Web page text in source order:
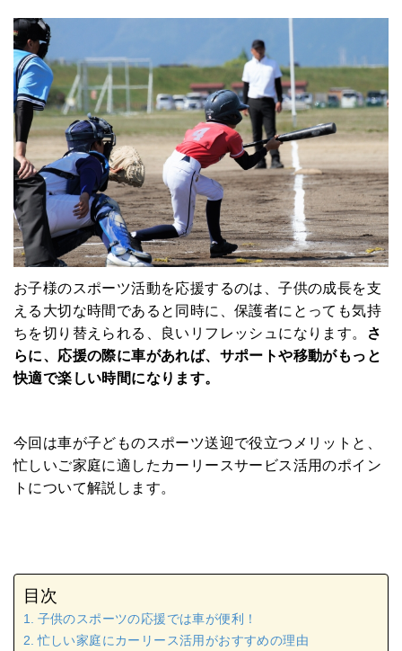
お子様のスポーツ活動を応援するのは、子供の成長を支
える大切な時間であると同時に、保護者にとっても気持
ちを切り替えられる、良いリフレッシュになります。
さ
らに、応援の際に車があれば、サポートや移動がもっと
快適で楽しい時間になります。
今回は車が子どものスポーツ送迎で役立つメリットと、
忙しいご家庭に適したカーリースサービス活用のポイン
トについて解説します。
目次
子供のスポーツの応援では車が便利！
忙しい家庭にカーリース活用がおすすめの理由